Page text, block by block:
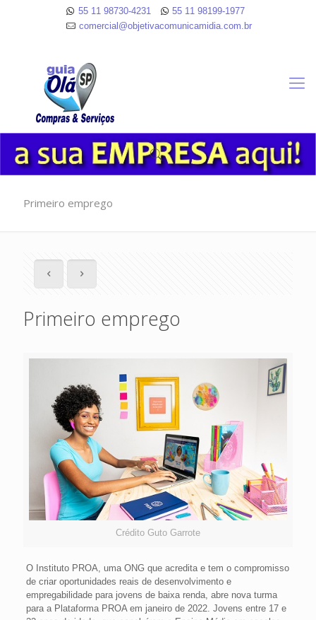
55 11 98730-4231
55 11 98199-1977
comercial@objetivacomunicamidia.com.br
Primeiro emprego
Primeiro emprego
Crédito Guto Garrote
O Instituto PROA, uma ONG que acredita e tem o compromisso
de criar oportunidades reais de desenvolvimento e
empregabilidade para jovens de baixa renda, abre nova turma
para a Plataforma PROA em janeiro de 2022. Jovens entre 17 e